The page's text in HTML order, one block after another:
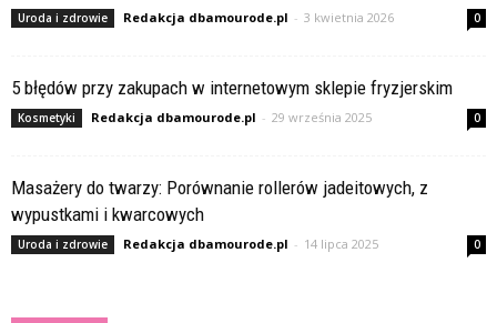
Uroda i zdrowie Redakcja dbamourode.pl - 3 kwietnia 2026 0
5 błędów przy zakupach w internetowym sklepie fryzjerskim
Kosmetyki Redakcja dbamourode.pl - 29 września 2025 0
Masażery do twarzy: Porównanie rollerów jadeitowych, z
wypustkami i kwarcowych
Uroda i zdrowie Redakcja dbamourode.pl - 14 lipca 2025 0